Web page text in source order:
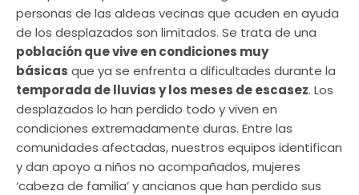
personas de las aldeas vecinas que acuden en ayuda
de los desplazados son limitados. Se trata de una
población que vive en condiciones muy
básicas que ya se enfrenta a dificultades durante la
temporada de lluvias y los meses de escasez. Los
desplazados lo han perdido todo y viven en
condiciones extremadamente duras. Entre las
comunidades afectadas, nuestros equipos identifican
y dan apoyo a niños no acompañados, mujeres
‘cabeza de familia’ y ancianos que han perdido sus